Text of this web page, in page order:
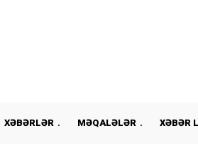
XƏBƏRLƏR MƏQALƏLƏR XƏBƏR